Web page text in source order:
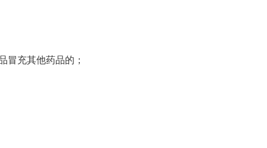
充其他药品的；